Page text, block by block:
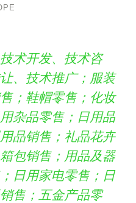
术开发、技术咨
、技术推广；服装
；鞋帽零售；化妆
杂品零售；日用品
品销售；礼品花卉
包销售；用品及器
日用家电零售；日
售；五金产品零